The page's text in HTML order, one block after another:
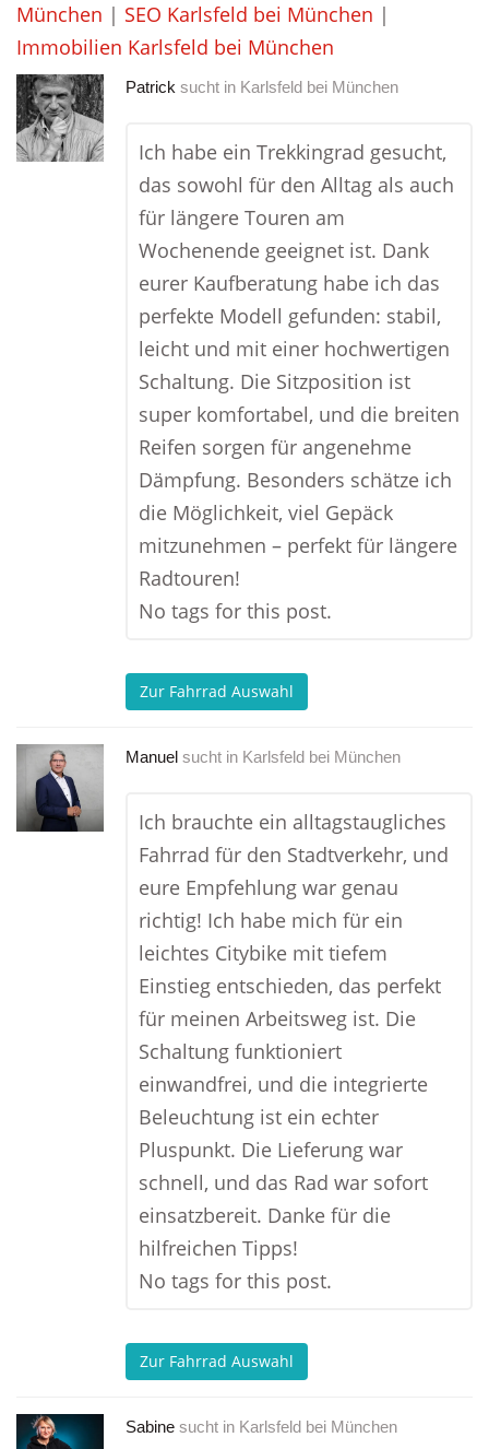
München | SEO Karlsfeld bei München |
Immobilien Karlsfeld bei München
Patrick sucht in Karlsfeld bei München
Ich habe ein Trekkingrad gesucht,
das sowohl für den Alltag als auch
für längere Touren am
Wochenende geeignet ist. Dank
eurer Kaufberatung habe ich das
perfekte Modell gefunden: stabil,
leicht und mit einer hochwertigen
Schaltung. Die Sitzposition ist
super komfortabel, und die breiten
Reifen sorgen für angenehme
Dämpfung. Besonders schätze ich
die Möglichkeit, viel Gepäck
mitzunehmen – perfekt für längere
Radtouren!
No tags for this post.
Zur Fahrrad Auswahl
Manuel sucht in Karlsfeld bei München
Ich brauchte ein alltagstaugliches
Fahrrad für den Stadtverkehr, und
eure Empfehlung war genau
richtig! Ich habe mich für ein
leichtes Citybike mit tiefem
Einstieg entschieden, das perfekt
für meinen Arbeitsweg ist. Die
Schaltung funktioniert
einwandfrei, und die integrierte
Beleuchtung ist ein echter
Pluspunkt. Die Lieferung war
schnell, und das Rad war sofort
einsatzbereit. Danke für die
hilfreichen Tipps!
No tags for this post.
Zur Fahrrad Auswahl
Sabine sucht in Karlsfeld bei München